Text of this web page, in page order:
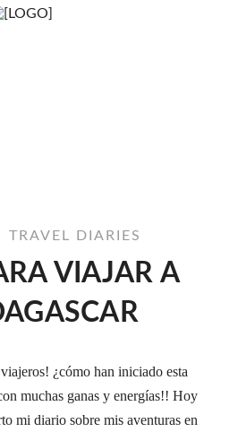
TRAVEL DIARIES
VIAJAR A
¿cómo han iniciado esta
muchas ganas y energías!! Hoy
mi diario sobre mis aventuras en